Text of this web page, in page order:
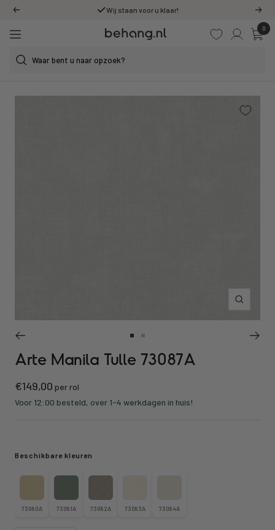
naar
content
Vorige Wij staan voor u klaar!
0
Behang.nl
Navigatie
Inzoomen
naarnaar
Arte Manila Tulle 73087A
Kortings
prijs
€149,00 per rol
Voor 12:00 besteld, over 1-4 werkdagen in huis!
Beschikbare kleuren
73080A 73081A 73082A 73083A 73084A